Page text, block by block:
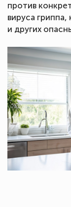
против
вируса
и других